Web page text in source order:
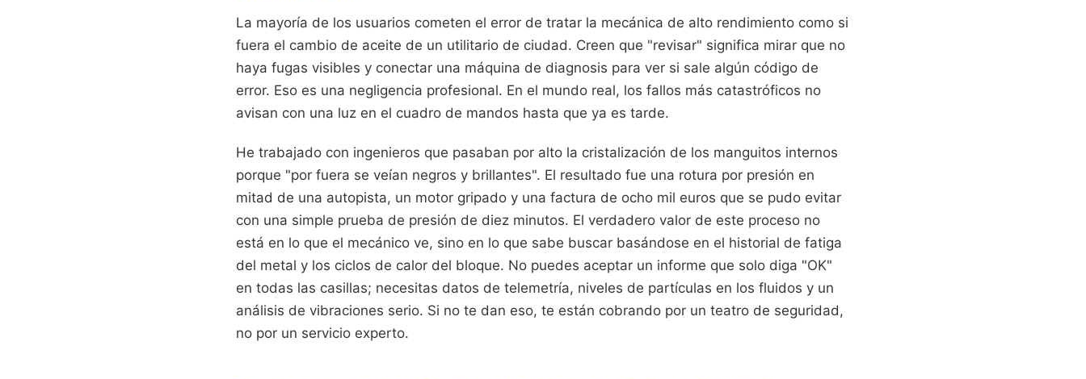
La mayoría de los usuarios cometen el error de tratar la mecánica de alto rendimiento como si
fuera el cambio de aceite de un utilitario de ciudad. Creen que "revisar" significa mirar que no
haya fugas visibles y conectar una máquina de diagnosis para ver si sale algún código de
error. Eso es una negligencia profesional. En el mundo real, los fallos más catastróficos no
avisan con una luz en el cuadro de mandos hasta que ya es tarde.
He trabajado con ingenieros que pasaban por alto la cristalización de los manguitos internos
porque "por fuera se veían negros y brillantes". El resultado fue una rotura por presión en
mitad de una autopista, un motor gripado y una factura de ocho mil euros que se pudo evitar
con una simple prueba de presión de diez minutos. El verdadero valor de este proceso no
está en lo que el mecánico ve, sino en lo que sabe buscar basándose en el historial de fatiga
del metal y los ciclos de calor del bloque. No puedes aceptar un informe que solo diga "OK"
en todas las casillas; necesitas datos de telemetría, niveles de partículas en los fluidos y un
análisis de vibraciones serio. Si no te dan eso, te están cobrando por un teatro de seguridad,
no por un servicio experto.